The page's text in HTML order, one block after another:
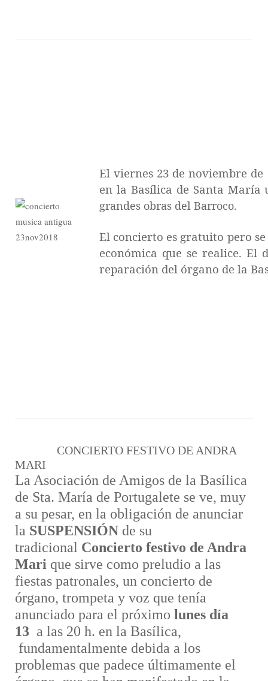
El viernes 23 de noviembre
en la Basílica de Santa María
grandes obras del Barroco.
El concierto es gratuito pero
económica que se realice. El
reparación del órgano de la
CONCIERTO FESTIVO DE ANDRA
MARI
La Asociación de Amigos de la Basílica
de Sta. María de Portugalete se ve, muy
a su pesar, en la obligación de anunciar
la SUSPENSIÓN de su
tradicional Concierto festivo de Andra
Mari que sirve como preludio a las
fiestas patronales, un concierto de
órgano, trompeta y voz que tenía
anunciado para el próximo lunes día
13 a las 20 h. en la Basílica,
fundamentalmente debida a los
problemas que padece últimamente el